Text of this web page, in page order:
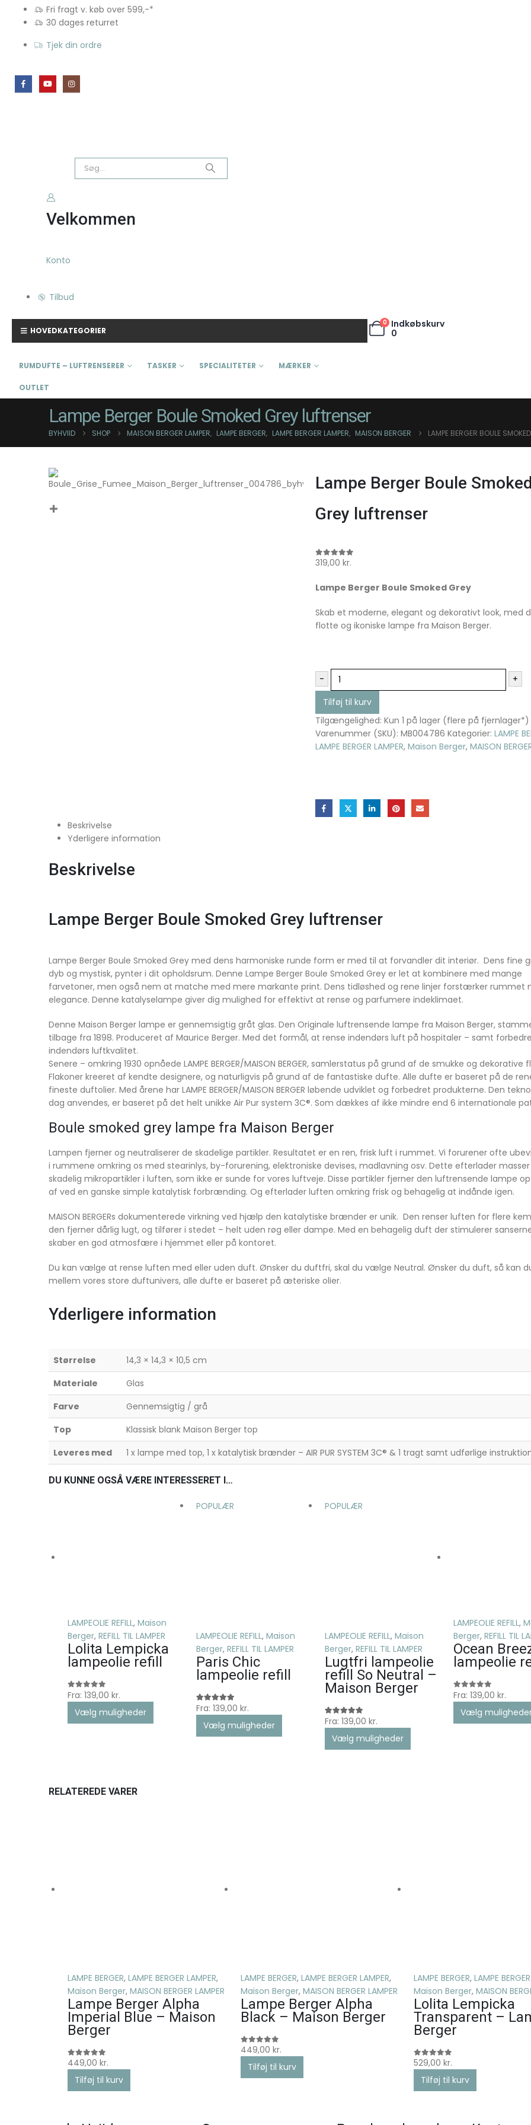
Fri fragt v. køb over 599,-*
30 dages returret
Tjek din ordre
Velkommen
Konto
Tilbud
HOVEDKATEGORIER
RUMDUFTE – LUFTRENSERER TASKER SPECIALITETER MÆRKER
OUTLET
0 Indkøbskurv
0
Lampe Berger Boule Smoked Grey luftrenser
BYHVIID SHOP MAISON BERGER LAMPER, LAMPE BERGER, LAMPE BERGER LAMPER, MAISON BERGER LAMPE BERGER BOULE
Lampe Berger Boule Smoked
Grey luftrenser
0out of 5
319,00 kr.
Lampe Berger Boule Smoked Grey
Skab et moderne, elegant og dekorativt look, med
flotte og ikoniske lampe fra Maison Berger.
-
+
Tilføj til kurv
Tilgængelighed: Kun 1 på lager (flere på fjernlager*)
Varenummer (SKU): MB004786 Kategorier: LAMPE
LAMPE BERGER LAMPER, Maison Berger, MAISON
Beskrivelse
Yderligere information
Beskrivelse
Lampe Berger Boule Smoked Grey luftrenser
Lampe Berger Boule Smoked Grey med dens harmoniske runde form er med til at forvandler dit interiør. Dens fine
dyb og mystisk, pynter i dit opholdsrum. Denne Lampe Berger Boule Smoked Grey er let at kombinere med mange
farvetoner, men også nem at matche med mere markante print. Dens tidløshed og rene linjer forstærker rummet
elegance. Denne katalyselampe giver dig mulighed for effektivt at rense og parfumere indeklimaet.
Denne Maison Berger lampe er gennemsigtig gråt glas. Den Originale luftrensende lampe fra Maison Berger,
tilbage fra 1898. Produceret af Maurice Berger. Med det formål, at rense indendørs luft på hospitaler – samt
indendørs luftkvalitet.
Senere – omkring 1930 opnåede LAMPE BERGER/MAISON BERGER, samlerstatus på grund af de smukke og dekorative
Flakoner kreeret af kendte designere, og naturligvis på grund af de fantastiske dufte. Alle dufte er baseret på de
fineste duftolier. Med årene har LAMPE BERGER/MAISON BERGER løbende udviklet og forbedret produkterne. Den
dag anvendes, er baseret på det helt unikke Air Pur system 3C®. Som dækkes af ikke mindre end 6 internationale
Boule smoked grey lampe fra Maison Berger
Lampen fjerner og neutraliserer de skadelige partikler. Resultatet er en ren, frisk luft i rummet. Vi forurener ofte
i rummene omkring os med stearinlys, by-forurening, elektroniske devises, madlavning osv. Dette efterlader
skadelig mikropartikler i luften, som ikke er sunde for vores luftveje. Disse partikler fjerner den luftrensende lampe
af ved en ganske simple katalytisk forbrænding. Og efterlader luften omkring frisk og behagelig at indånde igen.
MAISON BERGERs dokumenterede virkning ved hjælp den katalytiske brænder er unik. Den renser luften for flere
den fjerner dårlig lugt, og tilfører i stedet – helt uden røg eller dampe. Med en behagelig duft der stimulerer
skaber en god atmosfære i hjemmet eller på kontoret.
Du kan vælge at rense luften med eller uden duft. Ønsker du duftfri, skal du vælge Neutral. Ønsker du duft, så kan
mellem vores store duftunivers, alle dufte er baseret på æteriske olier.
Yderligere information
Størrelse
14,3 × 14,3 × 10,5 cm
Materiale
Glas
Farve
Gennemsigtig / grå
Top
Klassisk blank Maison Berger top
Leveres med
1 x lampe med top, 1 x katalytisk brænder – AIR PUR SYSTEM 3C® & 1 tragt samt udførlige
DU KUNNE OGSÅ VÆRE INTERESSERET I…
LAMPEOLIE REFILL, Maison
Berger, REFILL TIL LAMPER
Lolita Lempicka
lampeolie refill
0ud af 5
Fra: 139,00 kr.
Vælg muligheder
POPULÆR
LAMPEOLIE REFILL, Maison
Berger, REFILL TIL LAMPER
Paris Chic
lampeolie refill
5.00 ud af 5
Fra: 139,00 kr.
Vælg muligheder
POPULÆR
LAMPEOLIE REFILL, Maison
Berger, REFILL TIL LAMPER
Lugtfri lampeolie
refill So Neutral –
Maison Berger
5.00 ud af 5
Fra: 139,00 kr.
Vælg muligheder
LAMPEOLIE REFILL,
Berger, REFILL TIL
Ocean
lampeolie
0ud af 5
Fra: 139,00 kr.
Vælg
RELATEREDE VARER
LAMPE BERGER, LAMPE BERGER LAMPER,
Maison Berger, MAISON BERGER LAMPER
Lampe Berger Alpha
Imperial Blue – Maison
Berger
0 ud af 5
449,00 kr.
Tilføj til kurv
LAMPE BERGER, LAMPE BERGER LAMPER,
Maison Berger, MAISON BERGER LAMPER
Lampe Berger Alpha
Black – Maison Berger
0 ud af 5
449,00 kr.
Tilføj til kurv
LAMPE BERGER, LAMPE
Maison Berger, MAISON
Lolita Lempicka
Transparent –
Berger
0ud af 5
529,00 kr.
Tilføj til kurv